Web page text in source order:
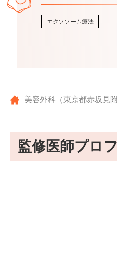
エクソソーム療法
美容外科（東京都赤坂見
監修医師プロ